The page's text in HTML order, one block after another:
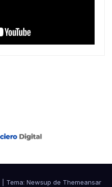
Tema: Newsup de Themeansar